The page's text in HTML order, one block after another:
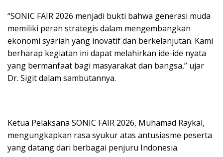
“SONIC FAIR 2026 menjadi bukti bahwa generasi muda
memiliki peran strategis dalam mengembangkan
ekonomi syariah yang inovatif dan berkelanjutan. Kami
berharap kegiatan ini dapat melahirkan ide-ide nyata
yang bermanfaat bagi masyarakat dan bangsa,” ujar
Dr. Sigit dalam sambutannya.
Ketua Pelaksana SONIC FAIR 2026, Muhamad Raykal,
mengungkapkan rasa syukur atas antusiasme peserta
yang datang dari berbagai penjuru Indonesia.